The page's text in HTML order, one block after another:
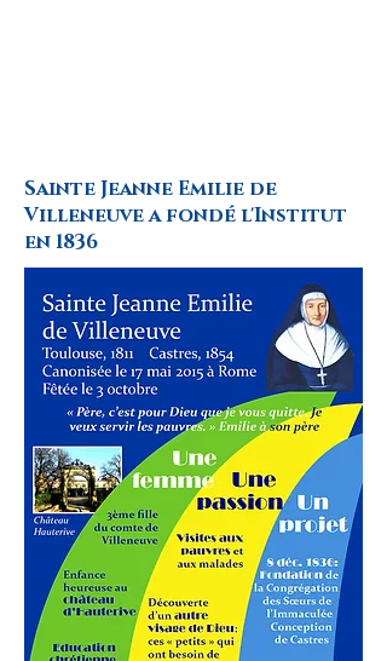
Sainte Jeanne Emilie de
Villeneuve a fondé l'Institut
en 1836